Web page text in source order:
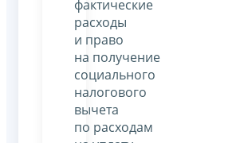
фактические
расходы
и право
на получение
социального
налогового
вычета
по расходам